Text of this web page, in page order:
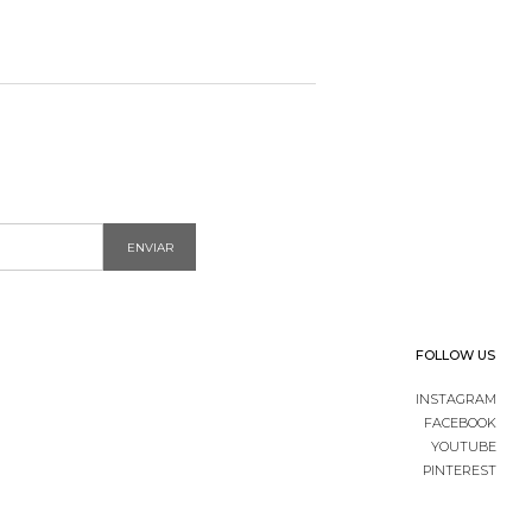
ENVIAR
FOLLOW US
INSTAGRAM
FACEBOOK
YOUTUBE
PINTEREST